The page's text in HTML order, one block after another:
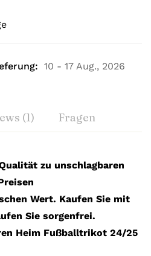
10 - 17 Aug., 2026
(1) Fragen
zu unschlagbaren
Wert. Kaufen Sie mit
Sie sorgenfrei.
Heim Fußballtrikot 24/25